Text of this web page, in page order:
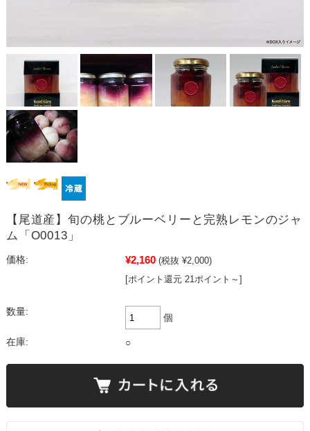
【尾道産】旬の桃とブルーベリーと完熟レモンのジャ
ム「O0013」
価格: ¥2,160 (税抜 ¥2,000)
[ポイント還元 21ポイント～]
数量:
個
在庫: ○